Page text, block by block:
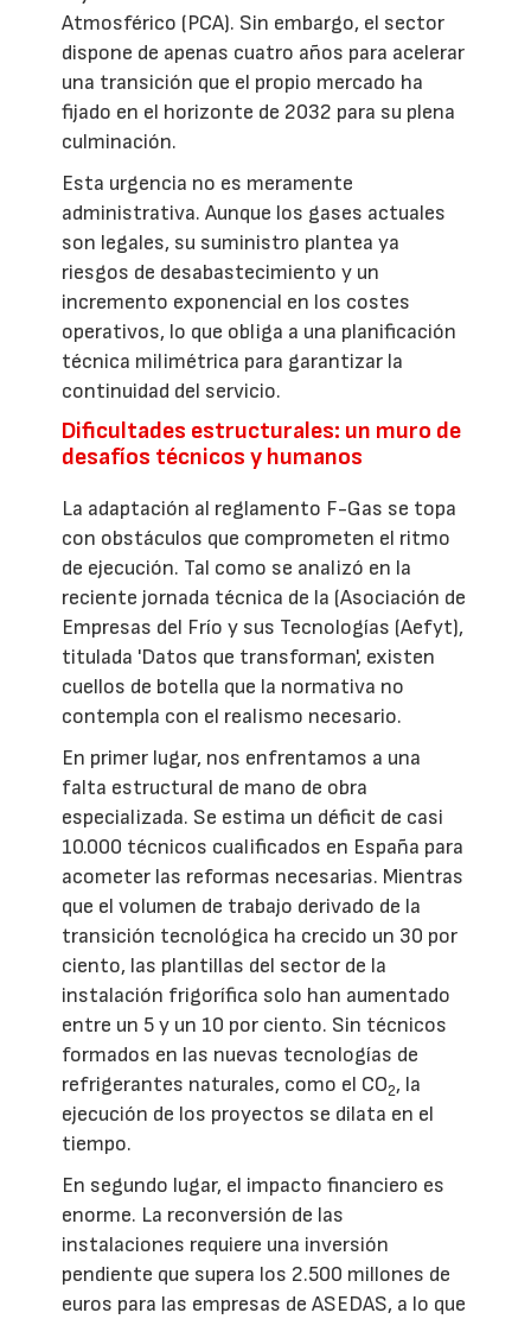
Atmosférico (PCA). Sin embargo, el sector
dispone de apenas cuatro años para acelerar
una transición que el propio mercado ha
fijado en el horizonte de 2032 para su plena
culminación.
Esta urgencia no es meramente
administrativa. Aunque los gases actuales
son legales, su suministro plantea ya
riesgos de desabastecimiento y un
incremento exponencial en los costes
operativos, lo que obliga a una planificación
técnica milimétrica para garantizar la
continuidad del servicio.
Dificultades estructurales: un muro de
desafíos técnicos y humanos
La adaptación al reglamento F-Gas se topa
con obstáculos que comprometen el ritmo
de ejecución. Tal como se analizó en la
reciente jornada técnica de la (Asociación de
Empresas del Frío y sus Tecnologías (Aefyt),
titulada 'Datos que transforman', existen
cuellos de botella que la normativa no
contempla con el realismo necesario.
En primer lugar, nos enfrentamos a una
falta estructural de mano de obra
especializada. Se estima un déficit de casi
10.000 técnicos cualificados en España para
acometer las reformas necesarias. Mientras
que el volumen de trabajo derivado de la
transición tecnológica ha crecido un 30 por
ciento, las plantillas del sector de la
instalación frigorífica solo han aumentado
entre un 5 y un 10 por ciento. Sin técnicos
formados en las nuevas tecnologías de
refrigerantes naturales, como el CO2, la
ejecución de los proyectos se dilata en el
tiempo.
En segundo lugar, el impacto financiero es
enorme. La reconversión de las
instalaciones requiere una inversión
pendiente que supera los 2.500 millones de
euros para las empresas de ASEDAS, a lo que